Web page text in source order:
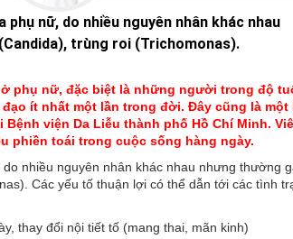
nữ, do nhiều nguyên nhân khác nhau
trùng roi (Trichomonas).
phụ nữ, đặc biệt là những người trong độ
ít nhất một lần trong đời. Đây cũng là một
viện Da Liễu thành phố Hồ Chí Minh.
phiền toái trong cuộc sống hàng ngày.
nhiều nguyên nhân khác nhau nhưng thường
Các yếu tố thuận lợi có thể dẫn tới các tình
thay đổi nội tiết tố (mang thai, mãn kinh)